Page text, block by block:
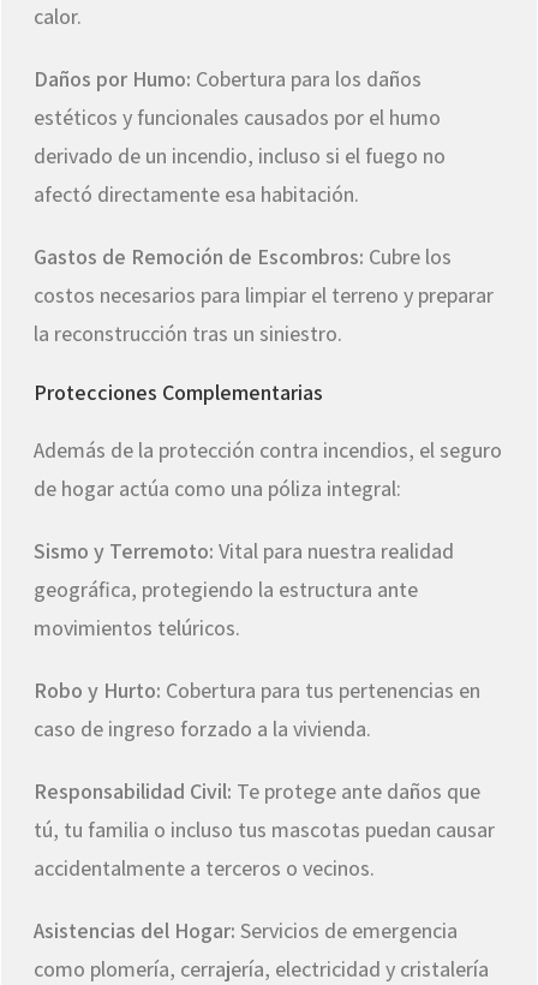
calor.
Daños por Humo: Cobertura para los daños
estéticos y funcionales causados por el humo
derivado de un incendio, incluso si el fuego no
afectó directamente esa habitación.
Gastos de Remoción de Escombros: Cubre los
costos necesarios para limpiar el terreno y preparar
la reconstrucción tras un siniestro.
Protecciones Complementarias
Además de la protección contra incendios, el seguro
de hogar actúa como una póliza integral:
Sismo y Terremoto: Vital para nuestra realidad
geográfica, protegiendo la estructura ante
movimientos telúricos.
Robo y Hurto: Cobertura para tus pertenencias en
caso de ingreso forzado a la vivienda.
Responsabilidad Civil: Te protege ante daños que
tú, tu familia o incluso tus mascotas puedan causar
accidentalmente a terceros o vecinos.
Asistencias del Hogar: Servicios de emergencia
como plomería, cerrajería, electricidad y cristalería